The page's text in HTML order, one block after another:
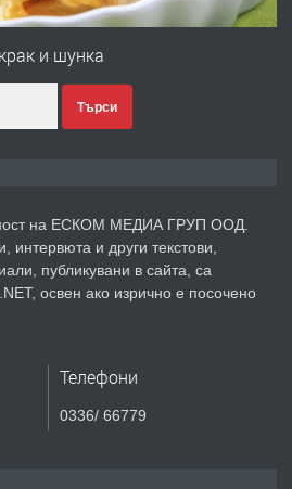
поход "По стъпките на Ангел
преди 1 година
по Математика
и шунка
Търси
на ЕСКОМ МЕДИА ГРУП ООД.
интервюта и други текстови,
публикувани в сайта, са
освен ако изрично е посочено
Телефони
0336/ 66779